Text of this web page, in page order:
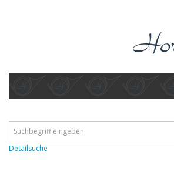
Detailsuche